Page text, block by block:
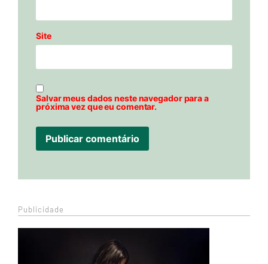
Site
Salvar meus dados neste navegador para a
próxima vez que eu comentar.
Publicidade